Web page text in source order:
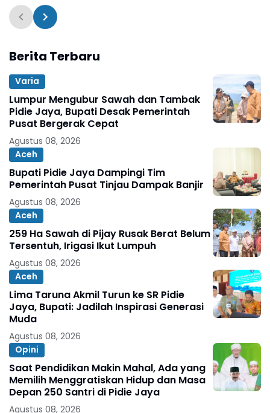
Berita Terbaru
Varia
Lumpur Mengubur Sawah dan Tambak
Pidie Jaya, Bupati Desak Pemerintah
Pusat Bergerak Cepat
Agustus 08, 2026
Aceh
Bupati Pidie Jaya Dampingi Tim
Pemerintah Pusat Tinjau Dampak Banjir
Agustus 08, 2026
Aceh
259 Ha Sawah di Pijay Rusak Berat Belum
Tersentuh, Irigasi Ikut Lumpuh
Agustus 08, 2026
Aceh
Lima Taruna Akmil Turun ke SR Pidie
Jaya, Bupati: Jadilah Inspirasi Generasi
Muda
Agustus 08, 2026
Opini
Saat Pendidikan Makin Mahal, Ada yang
Memilih Menggratiskan Hidup dan Masa
Depan 250 Santri di Pidie Jaya
Agustus 08, 2026